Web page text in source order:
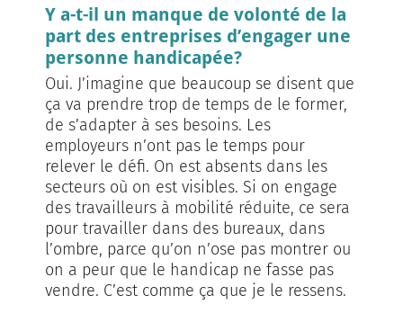
Y a-t-il un manque de volonté de la
part des entreprises d’engager une
personne handicapée?
Oui. J’imagine que beaucoup se disent que
ça va prendre trop de temps de le former,
de s’adapter à ses besoins. Les
employeurs n’ont pas le temps pour
relever le défi. On est absents dans les
secteurs où on est visibles. Si on engage
des travailleurs à mobilité réduite, ce sera
pour travailler dans des bureaux, dans
l’ombre, parce qu’on n’ose pas montrer ou
on a peur que le handicap ne fasse pas
vendre. C’est comme ça que je le ressens.